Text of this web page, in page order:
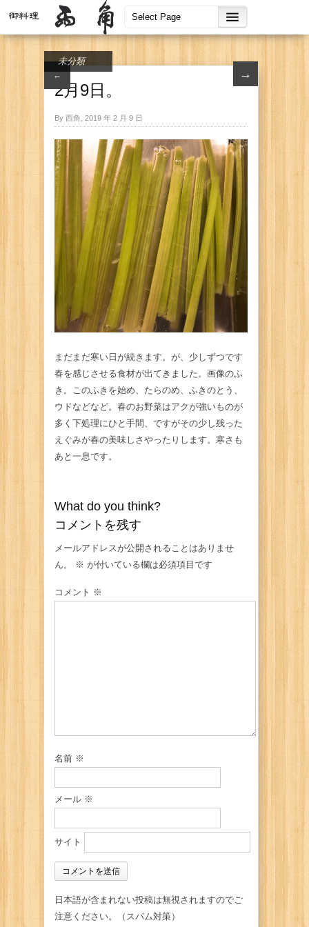
← →
未分類
2月9日。
By 西角, 2019 年 2 月 9 日
まだまだ寒い日が続きます。が、少しずつです
春を感じさせる食材が出てきました。画像のふ
き。このふきを始め、たらのめ、ふきのとう、
ウドなどなど。春のお野菜はアクが強いものが
多く下処理にひと手間、ですがその少し残った
えぐみが春の美味しさやったりします。寒さも
あと一息です。
What do you think?
コメントを残す
メールアドレスが公開されることはありませ
ん。
※ が付いている欄は必須項目です
コメント ※
名前 ※
メール ※
サイト
日本語が含まれない投稿は無視されますのでご
注意ください。（スパム対策）